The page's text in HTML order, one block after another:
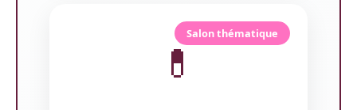
Salon thématique
💊